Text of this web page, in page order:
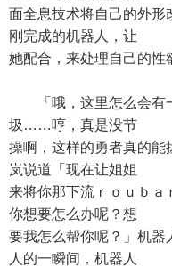
面全息技术将自己的外形
刚完成的机器人，让
她配合，来处理自己的性
「哦，这里怎么会有
圾……哼，真是没节
操啊，这样的勇者真的能
岚说道「现在让姐姐
来将你那下流ｒｏｕｂａ
你想要怎么办呢？想
要我怎么帮你呢？」机器
人的一瞬间，机器人